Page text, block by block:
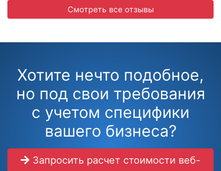
Смотреть все отзывы
Хотите нечто подобное,
но под свои требования
с учетом специфики
вашего бизнеса?
Запросить расчет стоимости веб-